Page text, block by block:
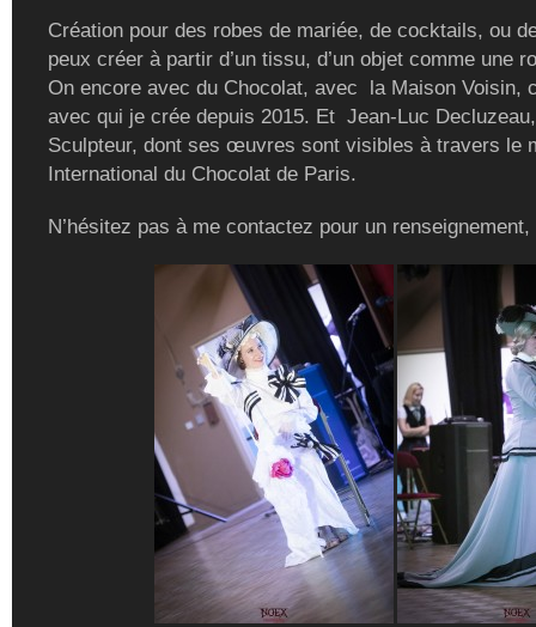
Création pour des robes de mariée, de cocktails, ou
peux créer à partir d’un tissu, d’un objet comme une
On encore avec du Chocolat, avec la Maison Voisin,
avec qui je crée depuis 2015. Et Jean-Luc
Sculpteur, dont ses œuvres sont visibles à travers le
International du Chocolat de Paris.
N’hésitez pas à me contactez pour un